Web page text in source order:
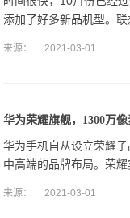
添加了好多新品机型。
来源： 2021-03-01
华为荣耀旗舰，1300万
华为手机自从设立荣耀
中高端的品牌布局。荣
按键）。荣耀
来源： 2021-03-01